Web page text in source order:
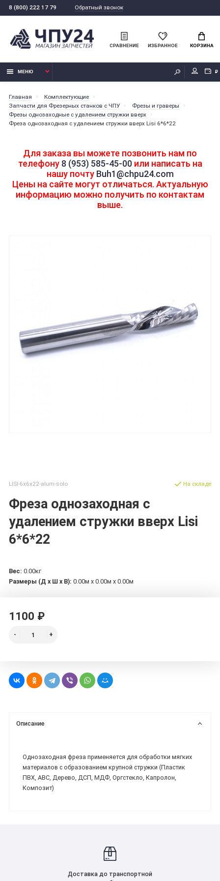
8 (800) 222 17 79 Обратный звонок
СРАВНЕНИЕ ИЗБРАННОЕ КОРЗИНА
МЕНЮ ₽
Главная
Комплектующие
Запчасти для Фрезерных станков с ЧПУ
Фрезы и граверы
Фрезы однозаходные с удалением стружки вверх
Фреза однозаходная с удалением стружки вверх Lisi 6*6*22
Для заказа вы можете позвонить нам по
телефону 8 (953) 585-45-00или написать на
нашу почту Buh1@chpu24.com
Цены на сайте могут отличаться. Актуальную
информацию можно получить по контактам
выше.
LISI-6x6x22-alum-solo
Фреза однозаходная с
удалением стружки вверх Lisi
6*6*22
На складе
Вес: 0.00кг
Размеры (Д х Ш х В): 0.00м x 0.00м x 0.00м
1100 ₽
Описание
Однозаходная фреза применяется для обработки мягких
материалов с образованием крупной стружки (Пластик
ПВХ, ABC, Дерево, ДСП, МДФ, Оргстекло, Капролон,
Композит)
Доставка до транспортной